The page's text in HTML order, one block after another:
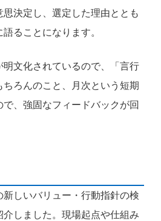
決定し、選定した理由ととも
ることになります。
文化されているので、「言行
ろんのこと、月次という短期
、強固なフィードバックが回
しいバリュー・行動指針の検
しました。現場起点や仕組み